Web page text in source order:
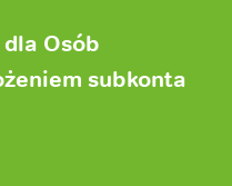
Osób
subkonta